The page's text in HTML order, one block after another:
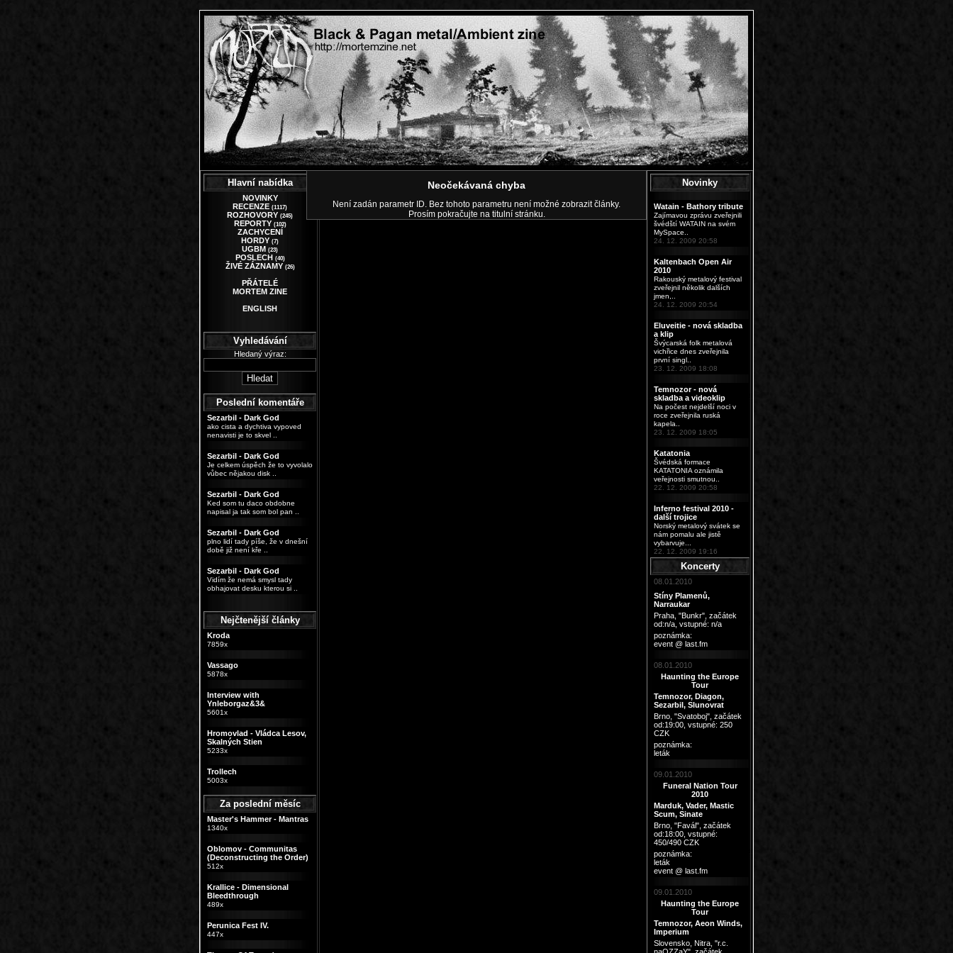
Hlavní nabídka
NOVINKY
RECENZE (1117)
ROZHOVORY (245)
REPORTY (102)
ZACHYCENÍ
HORDY (7)
UGBM (23)
POSLECH (40)
ŽIVÉ ZÁZNAMY (26)
PŘÁTELÉ
MORTEM ZINE
ENGLISH
Vyhledávání
Hledaný výraz:
Poslední komentáře
Sezarbil - Dark God
ako cista a dychtiva vypoved
nenavisti je to skvel ..
Sezarbil - Dark God
Je celkem úspěch že to vyvolalo
vůbec nějakou disk ..
Sezarbil - Dark God
Ked som tu daco obdobne
napisal ja tak som bol pan ..
Sezarbil - Dark God
plno lidí tady píše, že v dnešní
době již není kře ..
Sezarbil - Dark God
Vidím že nemá smysl tady
obhajovat desku kterou si ..
Nejčtenější články
Kroda
7859x
Vassago
5878x
Interview with
Ynleborgaz&3&
5601x
Hromovlad - Vládca Lesov,
Skalných Stien
5233x
Trollech
5003x
Za poslední měsíc
Master's Hammer - Mantras
1340x
Oblomov - Communitas
(Deconstructing the Order)
512x
Krallice - Dimensional
Bleedthrough
489x
Perunica Fest IV.
447x
Neočekávaná chyba
Není zadán parametr ID. Bez tohoto parametru není možné zobrazit články.
Prosím pokračujte na titulní stránku.
Novinky
Watain - Bathory tribute
Zajímavou zprávu zveřejnili
švédští WATAIN na svém
MySpace..
24. 12. 2009 20:58
Kaltenbach Open Air
2010
Rakouský metalový festival
zveřejnil několik dalších
jmen,..
24. 12. 2009 20:54
Eluveitie - nová skladba
a klip
Švýcarská folk metalová
vichřice dnes zveřejnila
první singl..
23. 12. 2009 18:08
Temnozor - nová
skladba a videoklip
Na počest nejdelší noci v
roce zveřejnila ruská
kapela..
23. 12. 2009 18:05
Katatonia
Švédská formace
KATATONIA oznámila
veřejnosti smutnou..
22. 12. 2009 20:58
Inferno festival 2010 -
další trojice
Norský metalový svátek se
nám pomalu ale jistě
vybarvuje...
22. 12. 2009 19:16
Koncerty
08.01.2010
Stíny Plamenů,
Narraukar
Praha, "Bunkr", začátek
od:n/a, vstupné: n/a
poznámka:
event @ last.fm
08.01.2010
Haunting the Europe
Tour
Temnozor, Diagon,
Sezarbil, Slunovrat
Brno, "Svatoboj", začátek
od:19:00, vstupné: 250
CZK
poznámka:
leták
09.01.2010
Funeral Nation Tour
2010
Marduk, Vader, Mastic
Scum, Sinate
Brno, "Favál", začátek
od:18:00, vstupné:
450/490 CZK
poznámka:
leták
event @ last.fm
09.01.2010
Haunting the Europe
Tour
Temnozor, Aeon Winds,
Imperium
Slovensko, Nitra, "r.c.